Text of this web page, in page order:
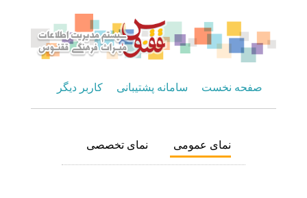
صفحه نخست سامانه پشتیبانی کاربر دیگر
نمای عمومی نمای تخصصی